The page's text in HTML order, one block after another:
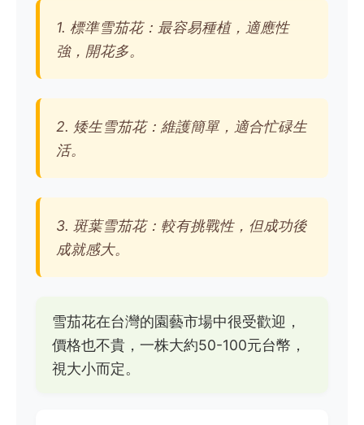
1. 標準雪茄花：最容易種植，適應性
強，開花多。
2. 矮生雪茄花：維護簡單，適合忙碌生
活。
3. 斑葉雪茄花：較有挑戰性，但成功後
成就感大。
雪茄花在台灣的園藝市場中很受歡迎，
價格也不貴，一株大約50-100元台幣，
視大小而定。